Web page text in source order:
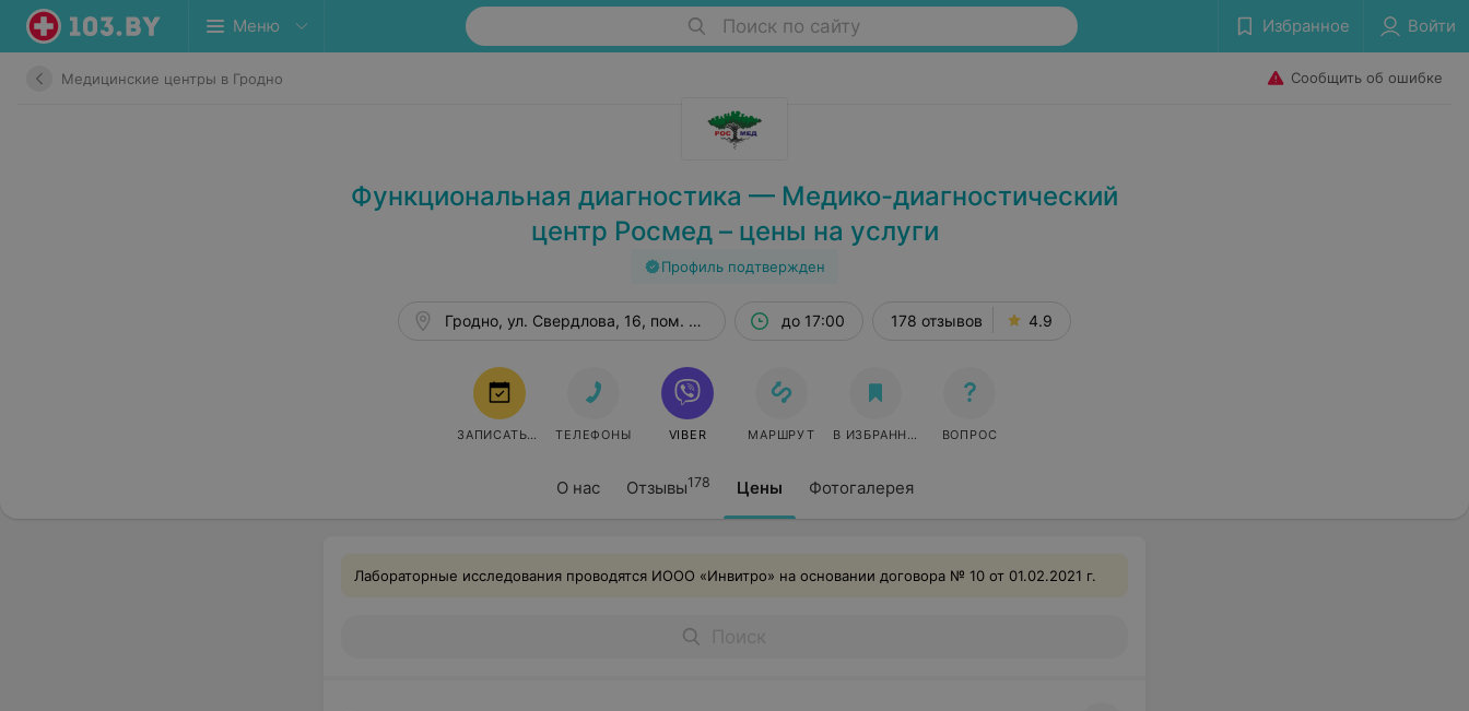
Меню Поиск по сайту Избранное Войти
Медицинские центры в Гродно Сообщить об ошибке
Функциональная диагностика — Медико-диагностический
центр Росмед – цены на услуги
Профиль подтвержден
О нас Отзывы178 Цены Фотогалерея
Гродно, ул. Свердлова, 16, пом. 23–24 до 17:00 178 отзывов 4.9
ЗАПИСАТЬСЯ ТЕЛЕФОНЫ VIBER МАРШРУТ В ИЗБРАННОЕ ВОПРОС
Лабораторные исследования проводятся ИООО «Инвитро» на основании договора № 10 от 01.02.2021 г.